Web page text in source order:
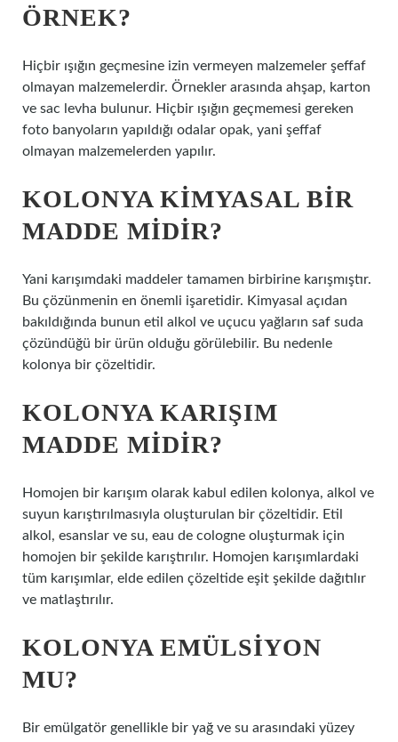
ÖRNEK?
Hiçbir ışığın geçmesine izin vermeyen malzemeler şeffaf
olmayan malzemelerdir. Örnekler arasında ahşap, karton
ve sac levha bulunur. Hiçbir ışığın geçmemesi gereken
foto banyoların yapıldığı odalar opak, yani şeffaf
olmayan malzemelerden yapılır.
KOLONYA KIMYASAL BIR
MADDE MIDIR?
Yani karışımdaki maddeler tamamen birbirine karışmıştır.
Bu çözünmenin en önemli işaretidir. Kimyasal açıdan
bakıldığında bunun etil alkol ve uçucu yağların saf suda
çözündüğü bir ürün olduğu görülebilir. Bu nedenle
kolonya bir çözeltidir.
KOLONYA KARIŞIM
MADDE MIDIR?
Homojen bir karışım olarak kabul edilen kolonya, alkol ve
suyun karıştırılmasıyla oluşturulan bir çözeltidir. Etil
alkol, esanslar ve su, eau de cologne oluşturmak için
homojen bir şekilde karıştırılır. Homojen karışımlardaki
tüm karışımlar, elde edilen çözeltide eşit şekilde dağıtılır
ve matlaştırılır.
KOLONYA EMÜLSIYON
MU?
Bir emülgatör genellikle bir yağ ve su arasındaki yüzey